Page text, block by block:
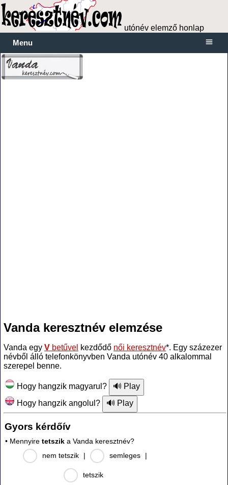
utónév elemző honlap
Menu
Vanda keresztnév elemzése
Vanda egy V betűvel kezdődő női keresztnév*. Egy százezer
névből álló telefonkönyvben Vanda utónév 40 alkalommal
szerepel benne.
Hogy hangzik magyarul?
Hogy hangzik angolul?
Gyors kérdőív
• Mennyire tetszik a Vanda keresztnév?
nem tetszik
| semleges |
tetszik